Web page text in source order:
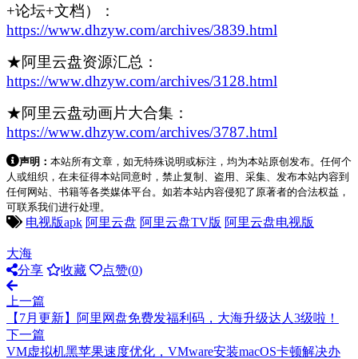
+论坛+文档）：
https://www.dhzyw.com/archives/3839.html
★阿里云盘资源汇总：
https://www.dhzyw.com/archives/3128.html
★阿里云盘动画片大合集：
https://www.dhzyw.com/archives/3787.html
声明： 本站所有文章，如无特殊说明或标注，均为本站原创发布。任何个
人或组织，在未征得本站同意时，禁止复制、盗用、采集、发布本站内容到
任何网站、书籍等各类媒体平台。如若本站内容侵犯了原著者的合法权益，
可联系我们进行处理。
电视版apk 阿里云盘 阿里云盘TV版 阿里云盘电视版
大海
分享
收藏 点赞(0)
上一篇
【7月更新】阿里网盘免费发福利码，大海升级达人3级啦！
下一篇
VM虚拟机黑苹果速度优化，VMware安装macOS卡顿解决办